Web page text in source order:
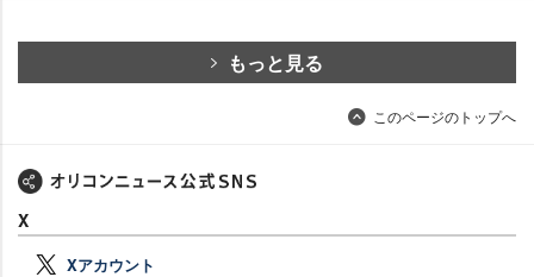
もっと見る
このページのトップへ
X
Xアカウント